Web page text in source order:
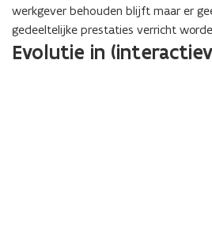
werkgever behouden blijft maar er
gedeeltelijke prestaties verricht
Evolutie in